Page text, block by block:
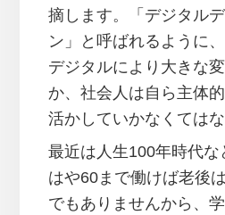
摘します。「デジタル
ン」と呼ばれるように
デジタルにより大きな
か、社会人は自ら主体
活かしていかなくてはな
最近は人生100年時代な
はや60まで働けば老後
でもありませんから、